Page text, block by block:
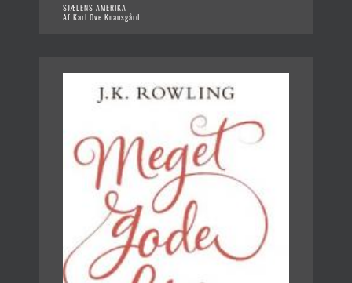
SJÆLENS AMERIKA
Af Karl Ove Knausgård